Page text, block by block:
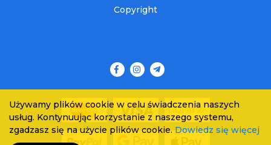
Copyright
Używamy plików cookie w celu świadczenia naszych
usług. Kontynuując korzystanie z naszego systemu,
zgadzasz się na użycie plików cookie. Dowiedz się więcej